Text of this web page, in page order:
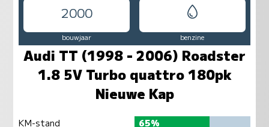
2000
bouwjaar benzine
Audi TT (1998 - 2006) Roadster
1.8 5V Turbo quattro 180pk
Nieuwe Kap
KM-stand
65%